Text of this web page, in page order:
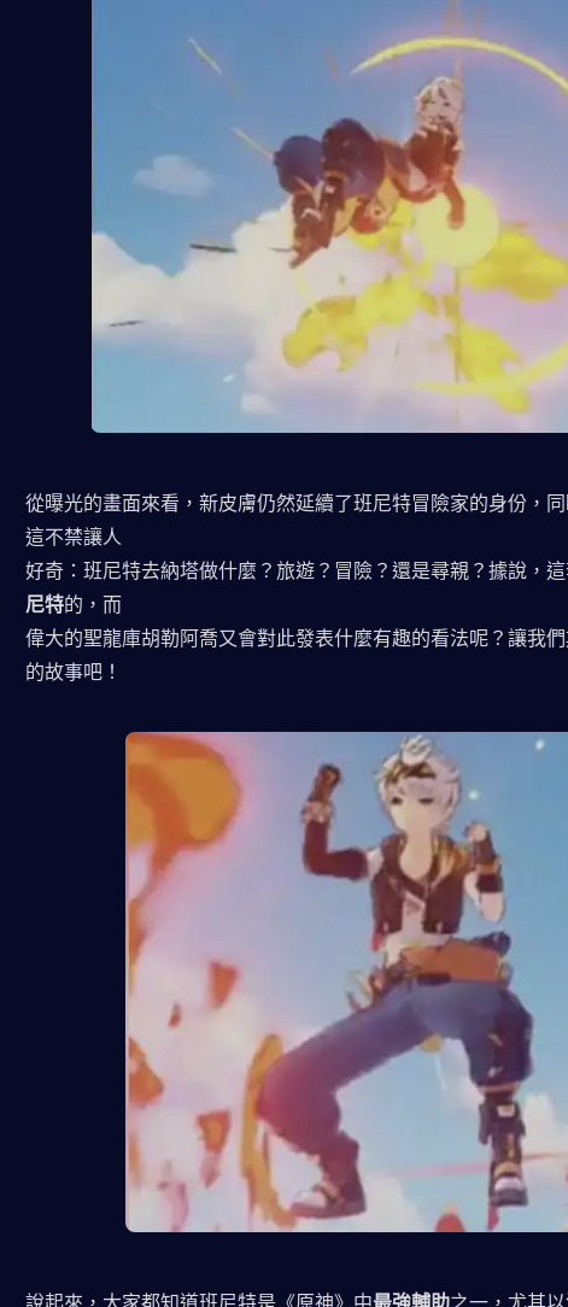
從曝光的畫面來看，新皮膚仍然延續了班尼特冒險家的身份，
這不禁讓人
好奇：班尼特去納塔做什麼？旅遊？冒險？還是尋親？據說，
尼特的，而
偉大的聖龍庫胡勒阿喬又會對此發表什麼有趣的看法呢？讓我
的故事吧！